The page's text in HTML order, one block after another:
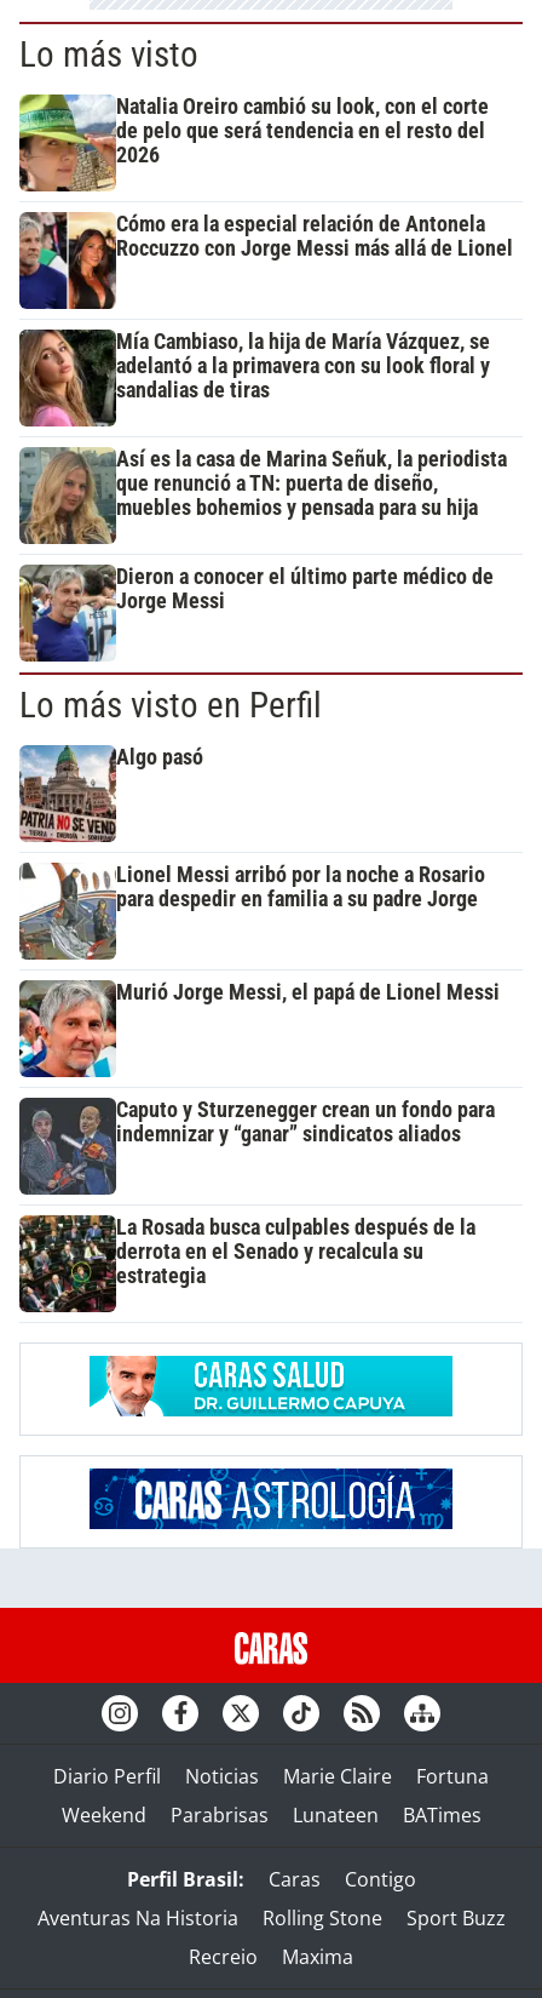
Lo más visto
Natalia Oreiro cambió su look, con el corte
de pelo que será tendencia en el resto del
2026
Cómo era la especial relación de Antonela
Roccuzzo con Jorge Messi más allá de Lionel
Mía Cambiaso, la hija de María Vázquez, se
adelantó a la primavera con su look floral y
sandalias de tiras
Así es la casa de Marina Señuk, la periodista
que renunció a TN: puerta de diseño,
muebles bohemios y pensada para su hija
Dieron a conocer el último parte médico de
Jorge Messi
Lo más visto en Perfil
Algo pasó
Lionel Messi arribó por la noche a Rosario
para despedir en familia a su padre Jorge
Murió Jorge Messi, el papá de Lionel Messi
Caputo y Sturzenegger crean un fondo para
indemnizar y “ganar” sindicatos aliados
La Rosada busca culpables después de la
derrota en el Senado y recalcula su
estrategia
Diario Perfil Noticias Marie Claire
Fortuna
Weekend
Parabrisas Lunateen BATimes
Perfil Brasil: Caras
Contigo
Aventuras Na Historia
Rolling Stone
Sport Buzz
Recreio
Maxima